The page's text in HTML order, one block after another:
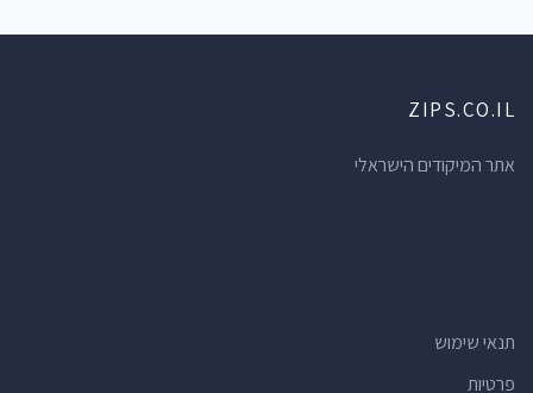
ZIPS.CO.IL
אתר המיקודים הישראלי
תנאי שימוש
פרטיות